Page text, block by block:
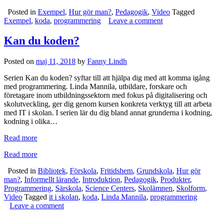
Posted in Exempel, Hur gör man?, Pedagogik, Video Tagged
Exempel, koda, programmering Leave a comment
Kan du koden?
Posted on maj 11, 2018 by Fanny Lindh
Serien Kan du koden? syftar till att hjälpa dig med att komma igång
med programmering. Linda Mannila, utbildare, forskare och
företagare inom utbildningssektorn med fokus på digitalisering och
skolutveckling, ger dig genom kursen konkreta verktyg till att arbeta
med IT i skolan. I serien lär du dig bland annat grunderna i kodning,
kodning i olika…
Read more
Read more
Posted in Bibliotek, Förskola, Fritidshem, Grundskola, Hur gör
man?, Informellt lärande, Introduktion, Pedagogik, Produkter,
Programmering, Särskola, Science Centers, Skolämnen, Skolform,
Video Tagged it i skolan, koda, Linda Mannila, programmering
Leave a comment